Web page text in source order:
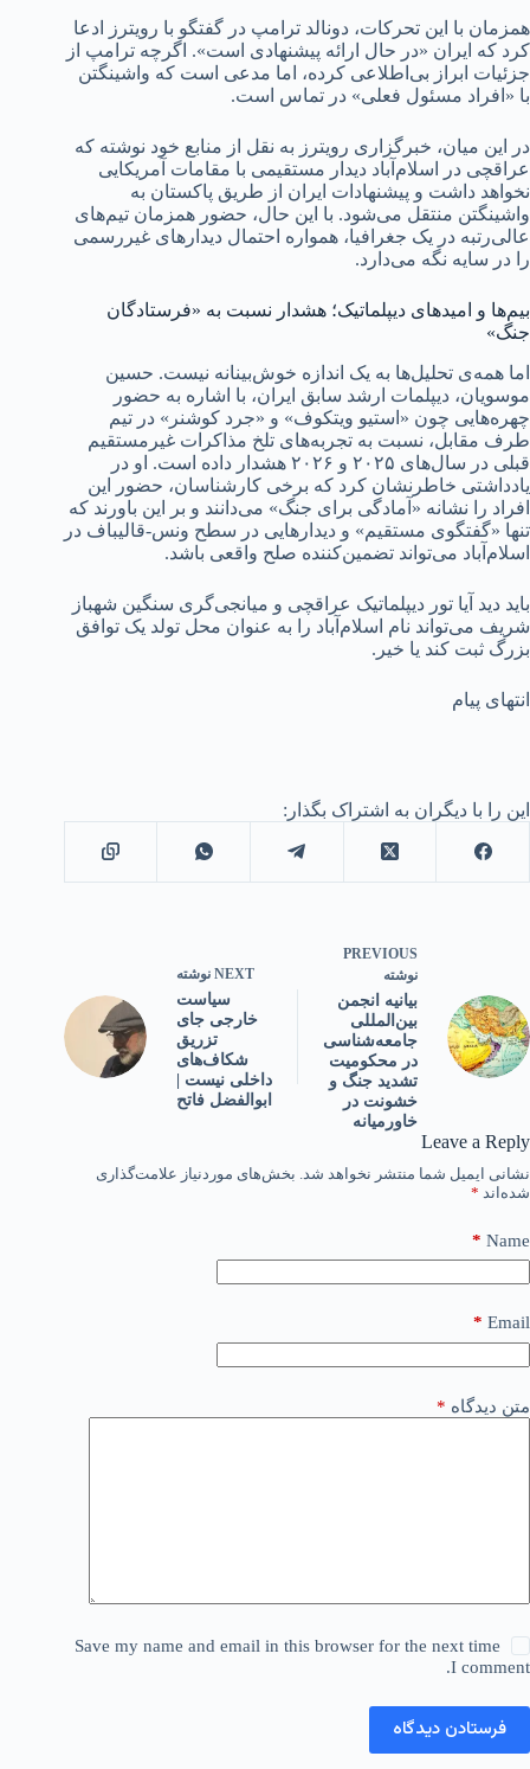
همزمان با این تحرکات، دونالد ترامپ در گفتگو با رویترز ادعا
کرد که ایران «در حال ارائه پیشنهادی است». اگرچه ترامپ از
جزئیات ابراز بی‌اطلاعی کرده، اما مدعی است که واشینگتن
با «افراد مسئول فعلی» در تماس است.
در این میان، خبرگزاری رویترز به نقل از منابع خود نوشته که
عراقچی در اسلام‌آباد دیدار مستقیمی با مقامات آمریکایی
نخواهد داشت و پیشنهادات ایران از طریق پاکستان به
واشینگتن منتقل می‌شود. با این حال، حضور همزمان تیم‌های
عالی‌رتبه در یک جغرافیا، همواره احتمال دیدارهای غیررسمی
را در سایه نگه می‌دارد.
بیم‌ها و امیدهای دیپلماتیک؛ هشدار نسبت به «فرستادگان
جنگ»
اما همه‌ی تحلیل‌ها به یک اندازه خوش‌بینانه نیست. حسین
موسویان، دیپلمات ارشد سابق ایران، با اشاره به حضور
چهره‌هایی چون «استیو ویتکوف» و «جرد کوشنر» در تیم
طرف مقابل، نسبت به تجربه‌های تلخ مذاکرات غیرمستقیم
قبلی در سال‌های ۲۰۲۵ و ۲۰۲۶ هشدار داده است. او در
یادداشتی خاطرنشان کرد که برخی کارشناسان، حضور این
افراد را نشانه «آمادگی برای جنگ» می‌دانند و بر این باورند که
تنها «گفتگوی مستقیم» و دیدارهایی در سطح ونس-قالیباف در
اسلام‌آباد می‌تواند تضمین‌کننده صلح واقعی باشد.
باید دید آیا تور دیپلماتیک عراقچی و میانجی‌گری سنگین شهباز
شریف می‌تواند نام اسلام‌آباد را به عنوان محل تولد یک توافق
بزرگ ثبت کند یا خیر.
انتهای پیام
این را با دیگران به اشتراک بگذار:
PREVIOUS
نوشته
بیانیه انجمن
بین‌المللی
جامعه‌شناسی
در محکومیت
تشدید جنگ و
خشونت در
خاورمیانه
NEXT نوشته
سیاست
خارجی جای
تزریق
شکاف‌های
داخلی نیست |
ابوالفضل فاتح
Leave a Reply
نشانی ایمیل شما منتشر نخواهد شد. بخش‌های موردنیاز علامت‌گذاری
شده‌اند *
Name
*
Email
*
متن دیدگاه *
Save my name and email in this browser for the next time
I comment.
فرستادن دیدگاه